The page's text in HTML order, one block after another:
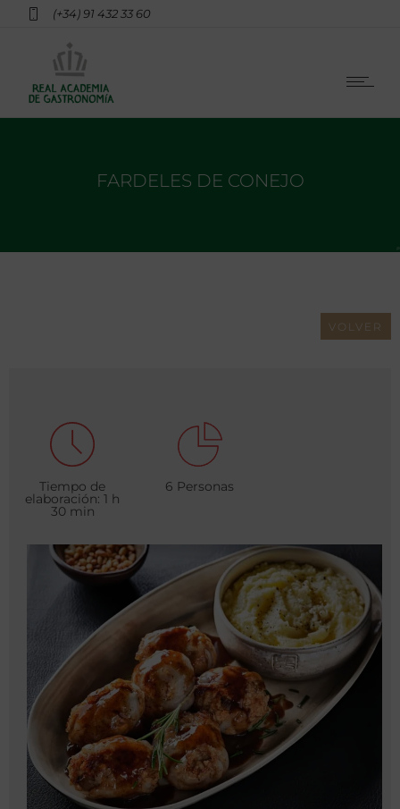
VOLVER
(+34) 91 432 33 60
FARDELES DE CONEJO
Tiempo de
elaboración: 1 h
30 min
6 Personas